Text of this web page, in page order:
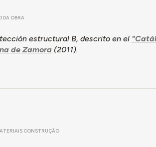
DA OBRA
estructural B, descrito en el
de Zamora(2011).
CONSTRUÇÃO